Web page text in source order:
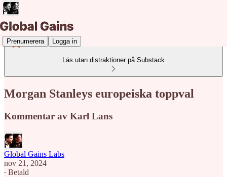
Prenumerera Logga in
Läs utan distraktioner på Substack
Morgan Stanleys europeiska toppval
Kommentar av Karl Lans
Global Gains Labs
nov 21, 2024
∙ Betald